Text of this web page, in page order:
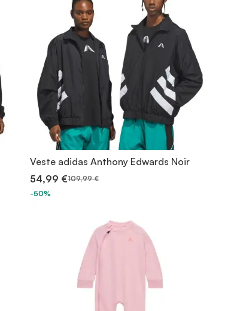
Veste adidas Anthony Edwards Noir
54,99 €109,99 €
-50%